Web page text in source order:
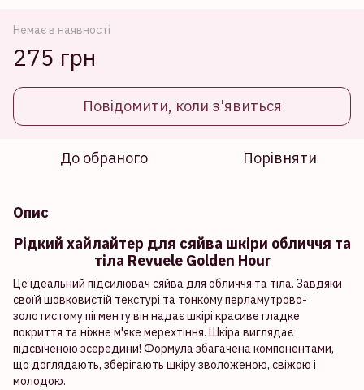
Немає в наявності
275 грн
Повідомити, коли з'явиться
До обраного Порівняти
Опис
Рідкий хайлайтер для сяйва шкіри обличчя та
тіла Revuele Golden Hour
Це ідеальний підсилювач сяйва для обличчя та тіла. Завдяки
своїй шовковистій текстурі та тонкому перламутрово-
золотистому пігменту він надає шкірі красиве гладке
покриття та ніжне м'яке мерехтіння. Шкіра виглядає
підсвіченою зсередини! Формула збагачена компонентами,
що доглядають, зберігають шкіру зволоженою, свіжою і
молодою.